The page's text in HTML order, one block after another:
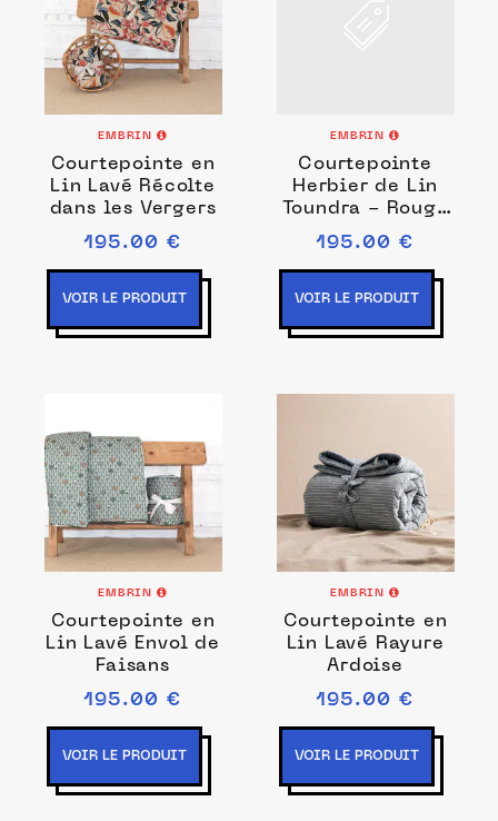
EMBRIN
Courtepointe en
Lin Lavé Récolte
dans les Vergers
195.00 €
VOIR LE PRODUIT
EMBRIN
Courtepointe
Herbier de Lin
Toundra - Rouge
& Safran
195.00 €
VOIR LE PRODUIT
EMBRIN
Courtepointe en
Lin Lavé Envol de
Faisans
195.00 €
VOIR LE PRODUIT
EMBRIN
Courtepointe en
Lin Lavé Rayure
Ardoise
195.00 €
VOIR LE PRODUIT